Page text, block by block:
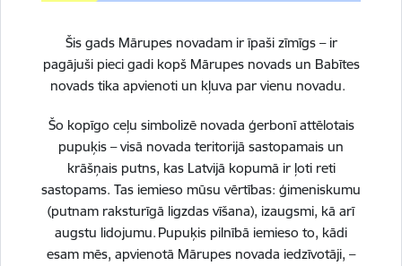
Šis gads Mārupes novadam ir īpaši zīmīgs – ir
pagājuši pieci gadi kopš Mārupes novads un Babītes
novads tika apvienoti un kļuva par vienu novadu.
Šo kopīgo ceļu simbolizē novada ģerbonī attēlotais
pupuķis – visā novada teritorijā sastopamais un
krāšņais putns, kas Latvijā kopumā ir ļoti reti
sastopams. Tas iemieso mūsu vērtības: ģimeniskumu
(putnam raksturīgā ligzdas vīšana), izaugsmi, kā arī
augstu lidojumu. Pupuķis pilnībā iemieso to, kādi
esam mēs, apvienotā Mārupes novada iedzīvotāji, –
Statistikas sīkdatnes (nepieciešamas, lai
uzlabotu vietnes darbību un
pakalpojumus)
Izmanto Google Analytics, lai samazinātu
pieprasījuma līmeni.
1 minūte
_gid